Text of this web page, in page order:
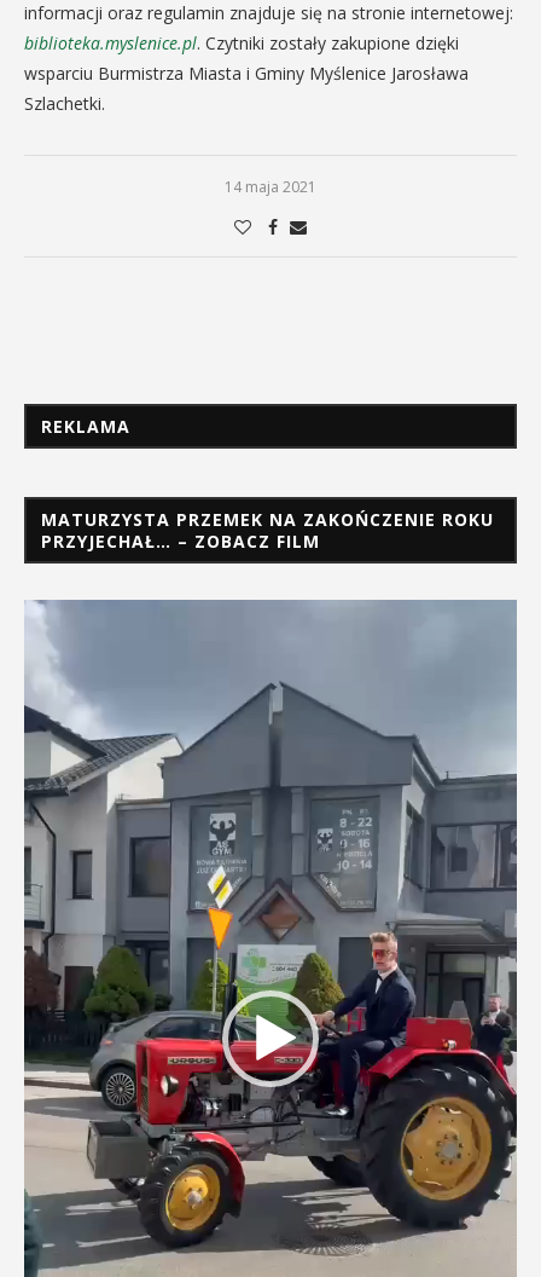
informacji oraz regulamin znajduje się na stronie internetowej:
biblioteka.myslenice.pl. Czytniki zostały zakupione dzięki
wsparciu Burmistrza Miasta i Gminy Myślenice Jarosława
Szlachetki.
14 maja 2021
REKLAMA
MATURZYSTA PRZEMEK NA ZAKOŃCZENIE ROKU
PRZYJECHAŁ… – ZOBACZ FILM
Odtwarzacz